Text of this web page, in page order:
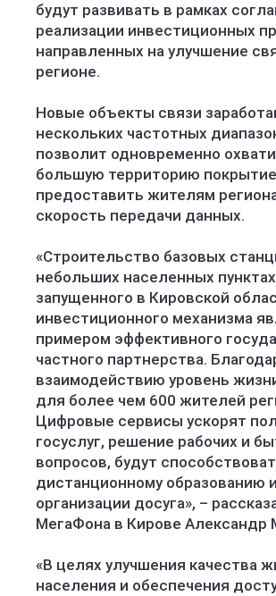
будут развивать в рамках
реализации инвестиционных
направленных на улучшение
регионе.
Новые объекты связи
нескольких частотных
позволит одновременно
большую территорию
предоставить жителям
скорость передачи данных.
«Строительство базовых
небольших населенных
запущенного в Кировской
инвестиционного механизма
примером эффективного
частного партнерства.
взаимодействию уровень
для более чем 600 жителей
Цифровые сервисы ускорят
госуслуг, решение рабочих и
вопросов, будут
дистанционному образованию и
организации досуга», –
МегаФона в Кирове Александр
«В целях улучшения качества
населения и обеспечения